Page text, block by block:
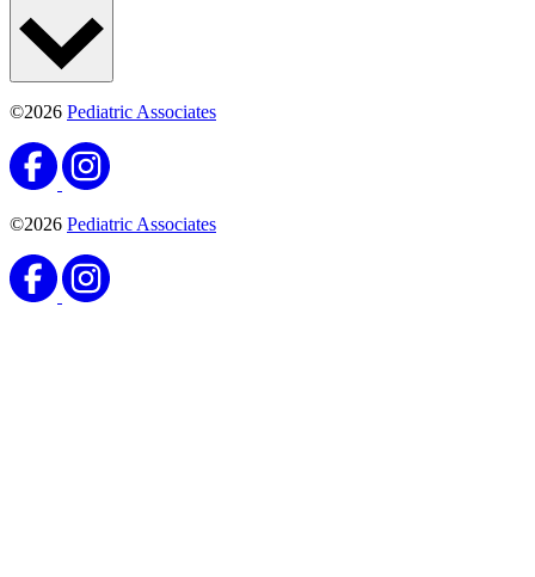
©2026 Pediatric Associates
©2026 Pediatric Associates